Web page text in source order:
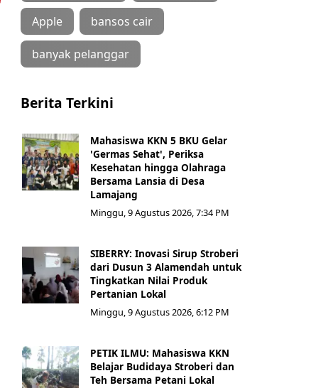
Apple bansos cair
banyak pelanggar
Berita Terkini
Mahasiswa KKN 5 BKU Gelar
'Germas Sehat', Periksa
Kesehatan hingga Olahraga
Bersama Lansia di Desa
Lamajang
Minggu, 9 Agustus 2026, 7:34 PM
SIBERRY: Inovasi Sirup Stroberi
dari Dusun 3 Alamendah untuk
Tingkatkan Nilai Produk
Pertanian Lokal
Minggu, 9 Agustus 2026, 6:12 PM
PETIK ILMU: Mahasiswa KKN
Belajar Budidaya Stroberi dan
Teh Bersama Petani Lokal